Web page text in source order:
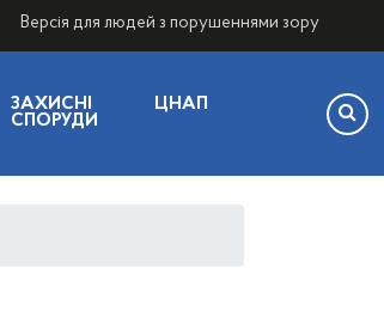
Версія для людей з порушеннями зору
ЗАХИСНІ
СПОРУДИ
ЦНАП